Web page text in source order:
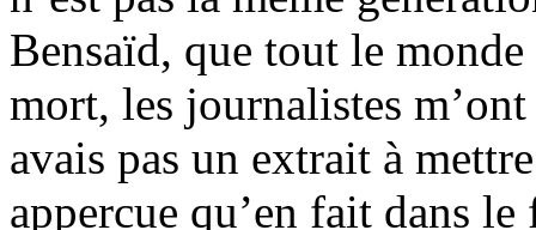
Bensaïd, que tout le
mort, les journalistes
avais pas un extrait à
appercue qu’en fait dans